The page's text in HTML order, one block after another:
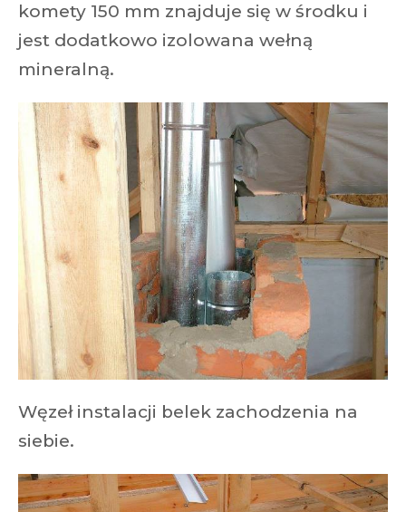
komety 150 mm znajduje się w środku i
jest dodatkowo izolowana wełną
mineralną.
Węzeł instalacji belek zachodzenia na
siebie.